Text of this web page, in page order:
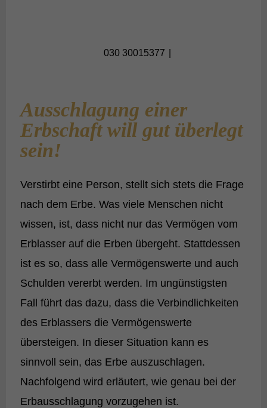
030 30015377
Ausschlagung einer
Erbschaft will gut überlegt
sein!
Verstirbt eine Person, stellt sich stets die Frage
nach dem Erbe. Was viele Menschen nicht
wissen, ist, dass nicht nur das Vermögen vom
Erblasser auf die Erben übergeht. Stattdessen
ist es so, dass alle Vermögenswerte und auch
Schulden vererbt werden. Im ungünstigsten
Fall führt das dazu, dass die Verbindlichkeiten
des Erblassers die Vermögenswerte
übersteigen. In dieser Situation kann es
sinnvoll sein, das Erbe auszuschlagen.
Nachfolgend wird erläutert, wie genau bei der
Erbausschlagung vorzugehen ist.